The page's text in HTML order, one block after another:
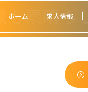
ホーム 求人情報